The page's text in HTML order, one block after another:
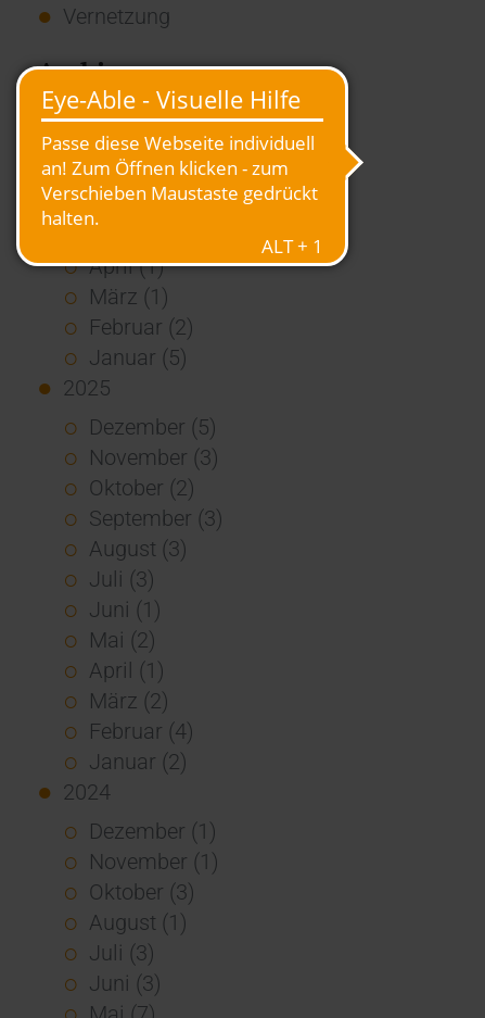
Vernetzung
Archiv
2026
Juli (4)
Juni (4)
April (1)
März (1)
Februar (2)
Januar (5)
2025
Dezember (5)
November (3)
Oktober (2)
September (3)
August (3)
Juli (3)
Juni (1)
Mai (2)
April (1)
März (2)
Februar (4)
Januar (2)
2024
Dezember (1)
November (1)
Oktober (3)
August (1)
Juli (3)
Juni (3)